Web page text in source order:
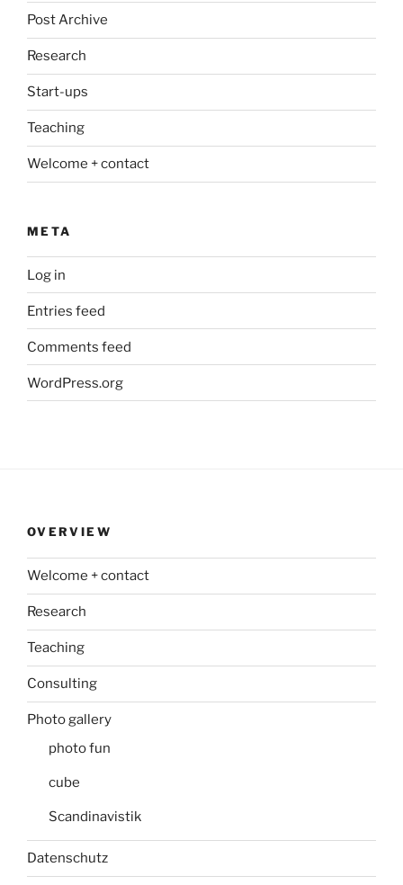
Post Archive
Research
Start-ups
Teaching
Welcome + contact
META
Log in
Entries feed
Comments feed
WordPress.org
OVERVIEW
Welcome + contact
Research
Teaching
Consulting
Photo gallery
photo fun
cube
Scandinavistik
Datenschutz